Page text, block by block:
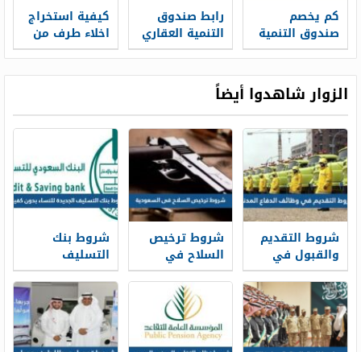
كم يخصم
صندوق التنمية
العقاري من
رابط صندوق
التنمية العقاري
تسجيل الدخول
كيفية استخراج
اخلاء طرف من
صندوق التنمية
الزوار شاهدوا أيضاً
شروط التقديم
والقبول في
وظائف الدفاع
المدني 1448
شروط ترخيص
السلاح في
السعودية 1448
شروط بنك
التسليف
الجديدة 1448
للنساء بدون
كفيل